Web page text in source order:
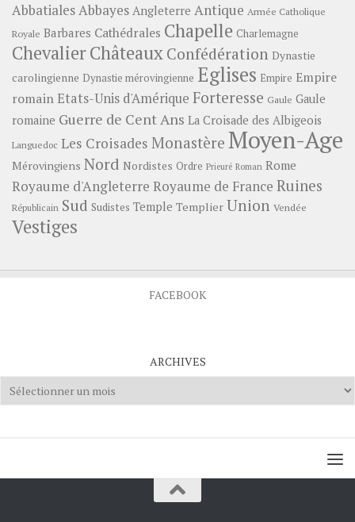
AbbatialesAbbayes Angleterre Antique Armée Catholique
Royale Barbares Cathédrales Chapelle Charlemagne
ChevalierChâteauxConfédération Dynastie
carolingienne Dynastie mérovingienne Eglises Empire Empire
romainEtats-Unis d'Amérique Forteresse Gaule Gaule
romaine Guerre de Cent Ans La Croisade des Albigeois
Languedoc Les Croisades Monastère Moyen-Age
Mérovingiens Nord Nordistes Ordre Prieuré Roman Rome
Royaume d'Angleterre Royaume de France Ruines
Républicain Sud Sudistes Temple Templier Union Vendée
Vestiges
FACEBOOK
ARCHIVES
Archives